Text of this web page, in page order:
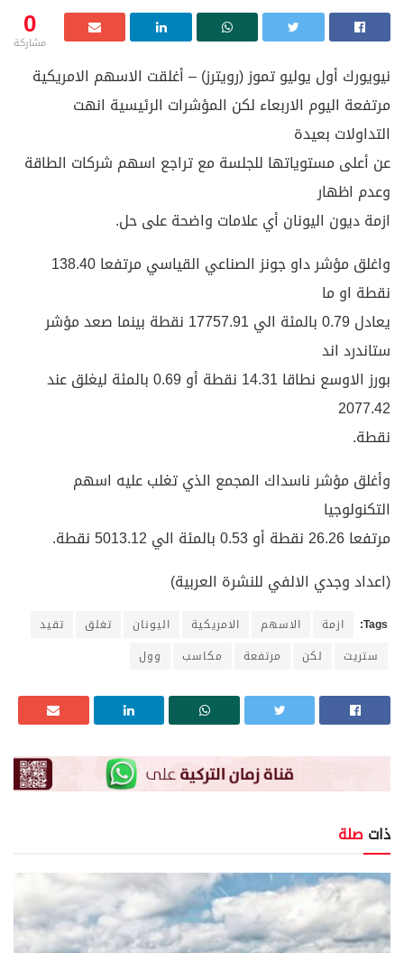
0
مشاركة
نيويورك أول يوليو تموز (رويترز) – أغلقت الاسهم الامريكية
مرتفعة اليوم الاربعاء لكن المؤشرات الرئيسية انهت
التداولات بعيدة
عن أعلى مستوياتها للجلسة مع تراجع اسهم شركات الطاقة
وعدم اظهار
ازمة ديون اليونان أي علامات واضحة على حل.
واغلق مؤشر داو جونز الصناعي القياسي مرتفعا 138.40
نقطة او ما
يعادل 0.79 بالمئة الي 17757.91 نقطة بينما صعد مؤشر
ستاندرد اند
بورز الاوسع نطاقا 14.31 نقطة أو 0.69 بالمئة ليغلق عند
2077.42
نقطة.
وأغلق مؤشر ناسداك المجمع الذي تغلب عليه اسهم
التكنولوجيا
مرتفعا 26.26 نقطة أو 0.53 بالمئة الي 5013.12 نقطة.
(اعداد وجدي الالفي للنشرة العربية)
Tags: ازمة الاسهم الامريكية اليونان تغلق
تقيد
ستريت
لكن مرتفعة مكاسب وول
ذات صلة